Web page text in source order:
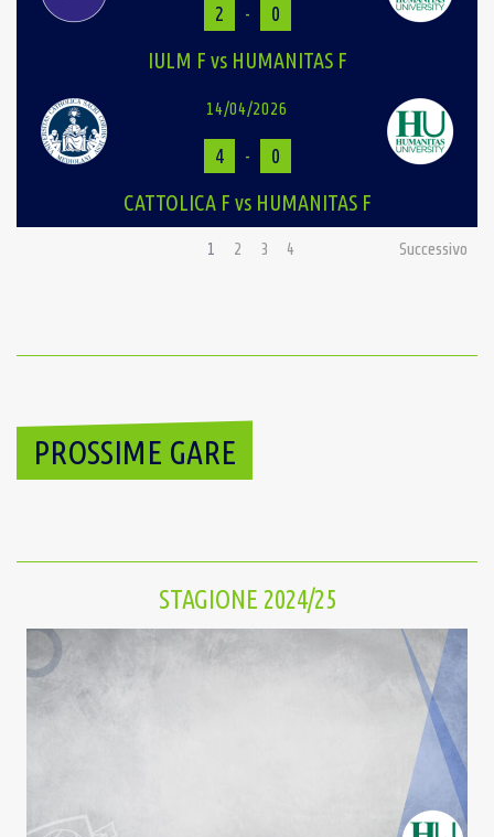
2 - 0
IULM F vs HUMANITAS F
14/04/2026
4 - 0
CATTOLICA F vs HUMANITAS F
1 2 3 4 Successivo
PROSSIME GARE
STAGIONE 2024/25